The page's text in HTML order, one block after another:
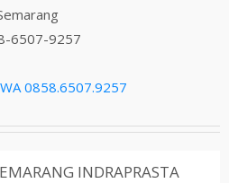
6507-9257
0858.6507.9257
INDRAPRASTA